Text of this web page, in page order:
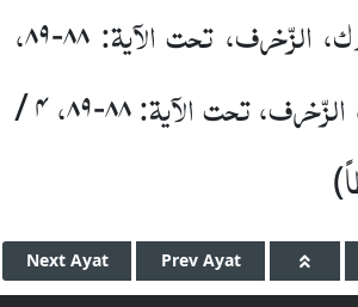
الزّخرف، تحت الآیۃ: ۸۸-۸۹
،
تحت الآیۃ:۸۸-۸۹ ، ۴ /
)
Next Ayat Prev Ayat